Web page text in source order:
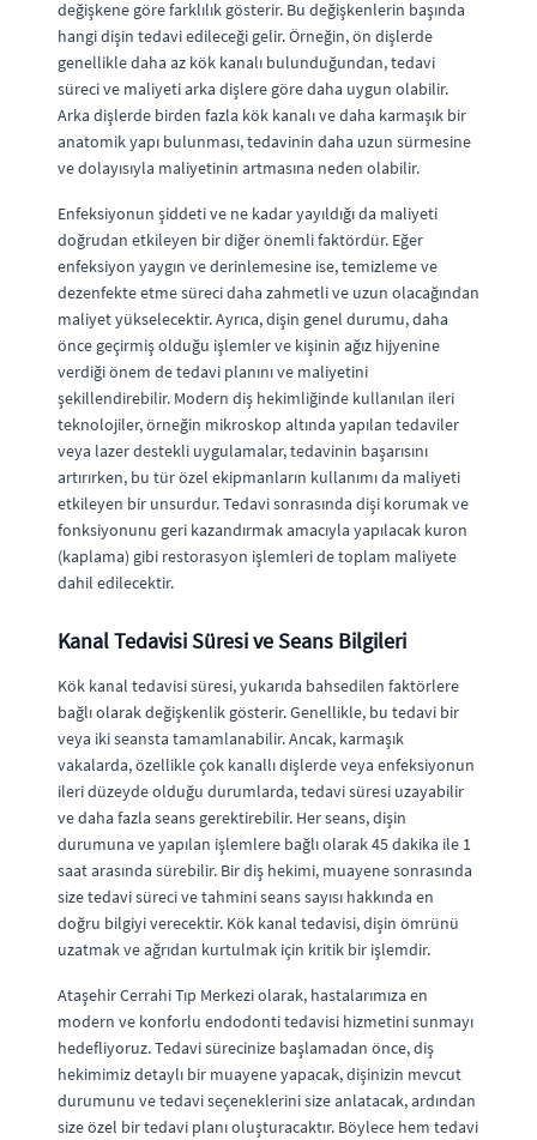
değişkene göre farklılık gösterir. Bu değişkenlerin başında
hangi dişin tedavi edileceği gelir. Örneğin, ön dişlerde
genellikle daha az kök kanalı bulunduğundan, tedavi
süreci ve maliyeti arka dişlere göre daha uygun olabilir.
Arka dişlerde birden fazla kök kanalı ve daha karmaşık bir
anatomik yapı bulunması, tedavinin daha uzun sürmesine
ve dolayısıyla maliyetinin artmasına neden olabilir.
Enfeksiyonun şiddeti ve ne kadar yayıldığı da maliyeti
doğrudan etkileyen bir diğer önemli faktördür. Eğer
enfeksiyon yaygın ve derinlemesine ise, temizleme ve
dezenfekte etme süreci daha zahmetli ve uzun olacağından
maliyet yükselecektir. Ayrıca, dişin genel durumu, daha
önce geçirmiş olduğu işlemler ve kişinin ağız hijyenine
verdiği önem de tedavi planını ve maliyetini
şekillendirebilir. Modern diş hekimliğinde kullanılan ileri
teknolojiler, örneğin mikroskop altında yapılan tedaviler
veya lazer destekli uygulamalar, tedavinin başarısını
artırırken, bu tür özel ekipmanların kullanımı da maliyeti
etkileyen bir unsurdur. Tedavi sonrasında dişi korumak ve
fonksiyonunu geri kazandırmak amacıyla yapılacak kuron
(kaplama) gibi restorasyon işlemleri de toplam maliyete
dahil edilecektir.
Kanal Tedavisi Süresi ve Seans Bilgileri
Kök kanal tedavisi süresi, yukarıda bahsedilen faktörlere
bağlı olarak değişkenlik gösterir. Genellikle, bu tedavi bir
veya iki seansta tamamlanabilir. Ancak, karmaşık
vakalarda, özellikle çok kanallı dişlerde veya enfeksiyonun
ileri düzeyde olduğu durumlarda, tedavi süresi uzayabilir
ve daha fazla seans gerektirebilir. Her seans, dişin
durumuna ve yapılan işlemlere bağlı olarak 45 dakika ile 1
saat arasında sürebilir. Bir diş hekimi, muayene sonrasında
size tedavi süreci ve tahmini seans sayısı hakkında en
doğru bilgiyi verecektir. Kök kanal tedavisi, dişin ömrünü
uzatmak ve ağrıdan kurtulmak için kritik bir işlemdir.
Ataşehir Cerrahi Tıp Merkezi olarak, hastalarımıza en
modern ve konforlu endodonti tedavisi hizmetini sunmayı
hedefliyoruz. Tedavi sürecinize başlamadan önce, diş
hekimimiz detaylı bir muayene yapacak, dişinizin mevcut
durumunu ve tedavi seçeneklerini size anlatacak, ardından
size özel bir tedavi planı oluşturacaktır. Böylece hem tedavi